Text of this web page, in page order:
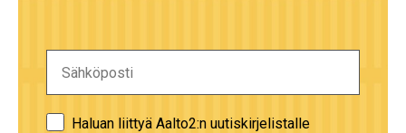
Haluan liittyä Aalto2:n uutiskirjelistalle